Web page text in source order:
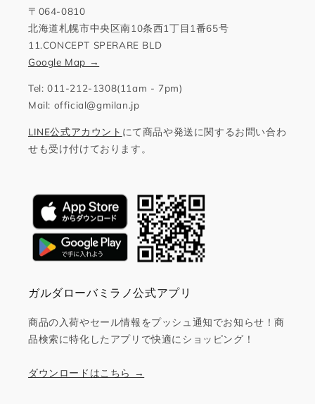
〒064-0810
北海道札幌市中央区南10条西1丁目1番65号
11.CONCEPT SPERARE BLD
Google Map →
Tel: 011-212-1308(11am - 7pm)
Mail: official@gmilan.jp
LINE公式アカウント にて商品や発送に関するお問い合わ
せも受け付けております。
ガルダローバミラノ公式アプリ
商品の入荷やセール情報をプッシュ通知でお知らせ！商
品検索に特化したアプリで快適にショッピング！
ダウンロードはこちら →